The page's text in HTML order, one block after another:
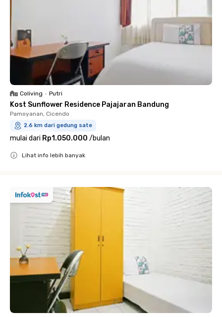
Coliving • Putri
Kost Sunflower Residence Pajajaran Bandung
Pamoyanan, Cicendo
2.6 km dari gedung sate
mulai dari Rp1.050.000 /bulan
Lihat info lebih banyak